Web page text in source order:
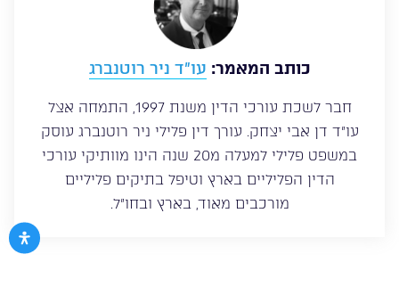
כותב המאמר: עו”ד ניר רוטנברג
חבר לשכת עורכי הדין משנת 1997, התמחה אצל
עו”ד דן אבי יצחק. עורך דין פלילי ניר רוטנברג עוסק
במשפט פלילי למעלה מ20 שנה הינו מוותיקי עורכי
הדין הפליליים בארץ וטיפל בתיקים פליליים
מורכבים מאוד, בארץ ובחו”ל.